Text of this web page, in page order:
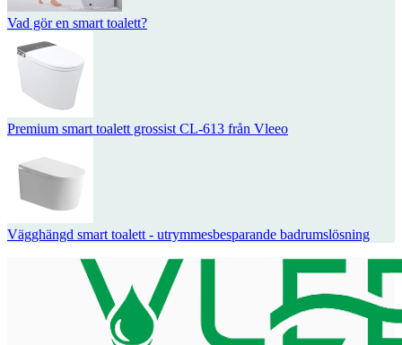
Vad gör en smart toalett?
Premium smart toalett grossist CL-613 från Vleeo
Vägghängd smart toalett - utrymmesbesparande badrumslösning